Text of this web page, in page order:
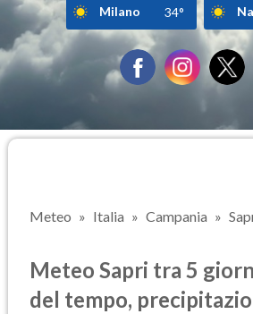
Milano 34°
Meteo Italia Campania
Meteo Sapri tra 5
del tempo,